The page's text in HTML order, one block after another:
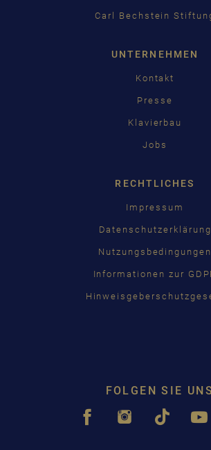
Carl Bechstein
UNTERNEHMEN
Kontakt
Presse
Klavierbau
Jobs
RECHTLICHES
Impressum
Datenschutzerklärung
Nutzungsbedingungen
Informationen zur
FOLGEN SIE